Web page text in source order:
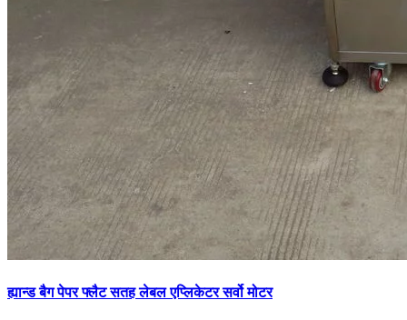
ह्यान्ड बैग पेपर फ्लैट सतह लेबल एप्लिकेटर सर्वो मोटर